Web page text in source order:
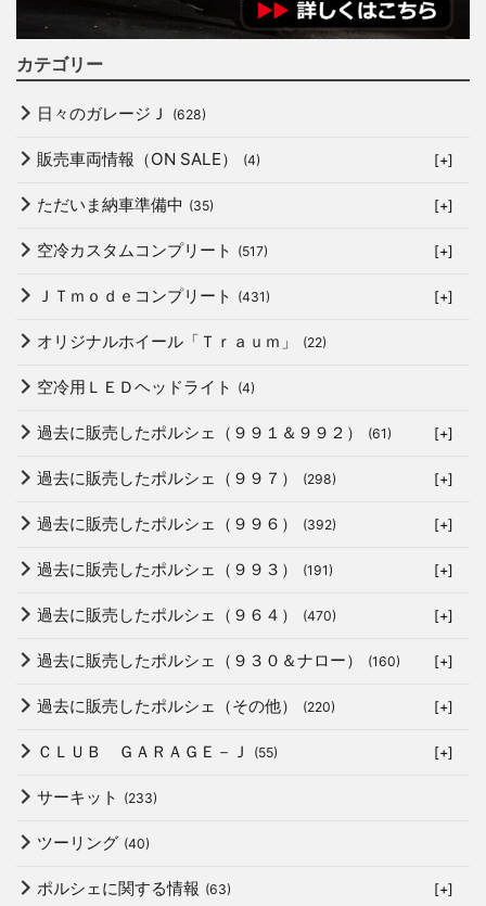
カテゴリー
日々のガレージＪ (628)
販売車両情報（ON SALE） (4) [+]
ただいま納車準備中 (35) [+]
空冷カスタムコンプリート (517) [+]
ＪＴｍｏｄｅコンプリート (431) [+]
オリジナルホイール「Ｔｒａｕｍ」 (22)
空冷用ＬＥＤヘッドライト (4)
過去に販売したポルシェ（９９１＆９９２） (61) [+]
過去に販売したポルシェ（９９７） (298) [+]
過去に販売したポルシェ（９９６） (392) [+]
過去に販売したポルシェ（９９３） (191) [+]
過去に販売したポルシェ（９６４） (470) [+]
過去に販売したポルシェ（９３０＆ナロー） (160) [+]
過去に販売したポルシェ（その他） (220) [+]
ＣＬＵＢ ＧＡＲＡＧＥ－Ｊ (55) [+]
サーキット (233)
ツーリング (40)
ポルシェに関する情報 (63) [+]